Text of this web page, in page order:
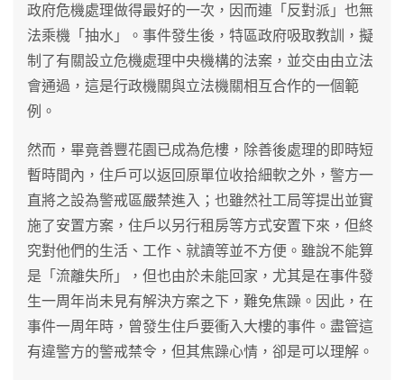
政府危機處理做得最好的一次，因而連「反對派」也無
法乘機「抽水」。事件發生後，特區政府吸取教訓，擬
制了有關設立危機處理中央機構的法案，並交由由立法
會通過，這是行政機關與立法機關相互合作的一個範
例。
然而，畢竟善豐花園已成為危樓，除善後處理的即時短
暫時間內，住戶可以返回原單位收拾細軟之外，警方一
直將之設為警戒區嚴禁進入；也雖然社工局等提出並實
施了安置方案，住戶以另行租房等方式安置下來，但終
究對他們的生活、工作、就讀等並不方便。雖說不能算
是「流離失所」，但也由於未能回家，尤其是在事件發
生一周年尚未見有解決方案之下，難免焦躁。因此，在
事件一周年時，曾發生住戶要衝入大樓的事件。盡管這
有違警方的警戒禁令，但其焦躁心情，卻是可以理解。